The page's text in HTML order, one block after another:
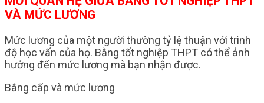
VÀ MỨC LƯƠNG
Mức lương của một người thường tỷ lệ thuận với trình
độ học vấn của họ. Bằng tốt nghiệp THPT có thể ảnh
hưởng đến mức lương mà bạn nhận được.
Bằng cấp và mức lương